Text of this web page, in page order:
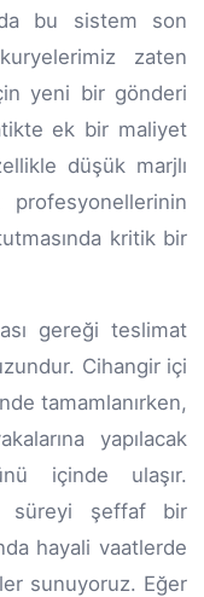
bu sistem son
zaten
yeni bir gönderi
ek bir maliyet
düşük marjlı
kritik bir
gereği teslimat
Cihangir içi
tamamlanırken,
yapılacak
içinde ulaşır.
süreyi şeffaf bir
hayali vaatlerde
sunuyoruz. Eğer